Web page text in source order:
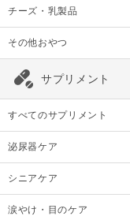
チーズ・乳製品
その他おやつ
サプリメント
すべてのサプリメント
泌尿器ケア
シニアケア
涙やけ・目のケア